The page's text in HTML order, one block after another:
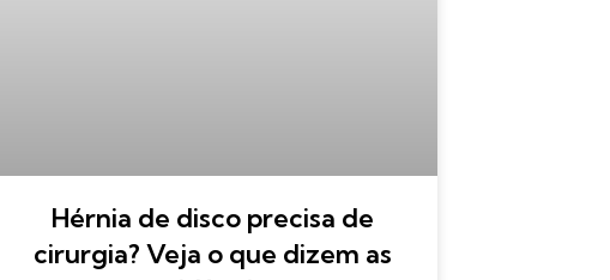
Hérnia de disco precisa de
cirurgia? Veja o que dizem as